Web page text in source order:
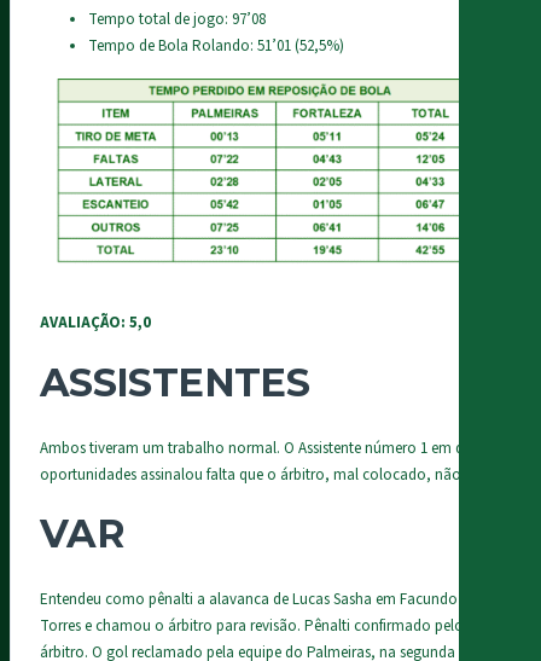
Tempo total de jogo: 97’08
Tempo de Bola Rolando: 51’01 (52,5%)
AVALIAÇÃO: 5,0
ASSISTENTES
Ambos tiveram um trabalho normal. O Assistente número 1 em duas
oportunidades assinalou falta que o árbitro, mal colocado, não viu.
VAR
Entendeu como pênalti a alavanca de Lucas Sasha em Facundo
Torres e chamou o árbitro para revisão. Pênalti confirmado pelo
árbitro. O gol reclamado pela equipe do Palmeiras, na segunda etapa,